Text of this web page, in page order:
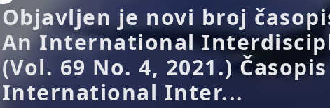
Objavljen je novi broj
An International
(Vol. 69 No. 4, 2021.)
International Inter...